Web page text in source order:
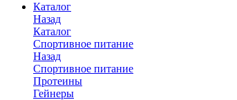
Каталог
Назад
Каталог
Спортивное питание
Назад
Спортивное питание
Протеины
Гейнеры